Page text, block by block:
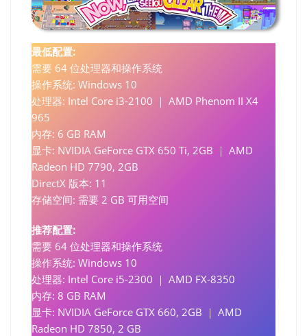
最低配置:
需要 64 位处理器和操作系统
操作系统: Windows 10
处理器: Intel Core i3-2100 ｜ AMD Phenom II X4
965
内存: 6 GB RAM
显卡: NVIDIA GeForce GTX 650 Ti, 2GB ｜ AMD
Radeon HD 7790, 2GB
DirectX 版本: 11
存储空间: 需要 2 GB 可用空间
推荐配置:
需要 64 位处理器和操作系统
操作系统: Windows 10
处理器: Intel Core i5-2300 ｜ AMD FX-8350
内存: 8 GB RAM
显卡: NVIDIA GeForce GTX 660, 2GB ｜ AMD
Radeon HD 7850, 2 GB